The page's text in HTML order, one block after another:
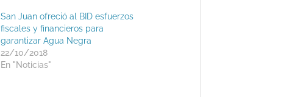
San Juan ofreció al BID esfuerzos
fiscales y financieros para
garantizar Agua Negra
22/10/2018
En "Noticias"